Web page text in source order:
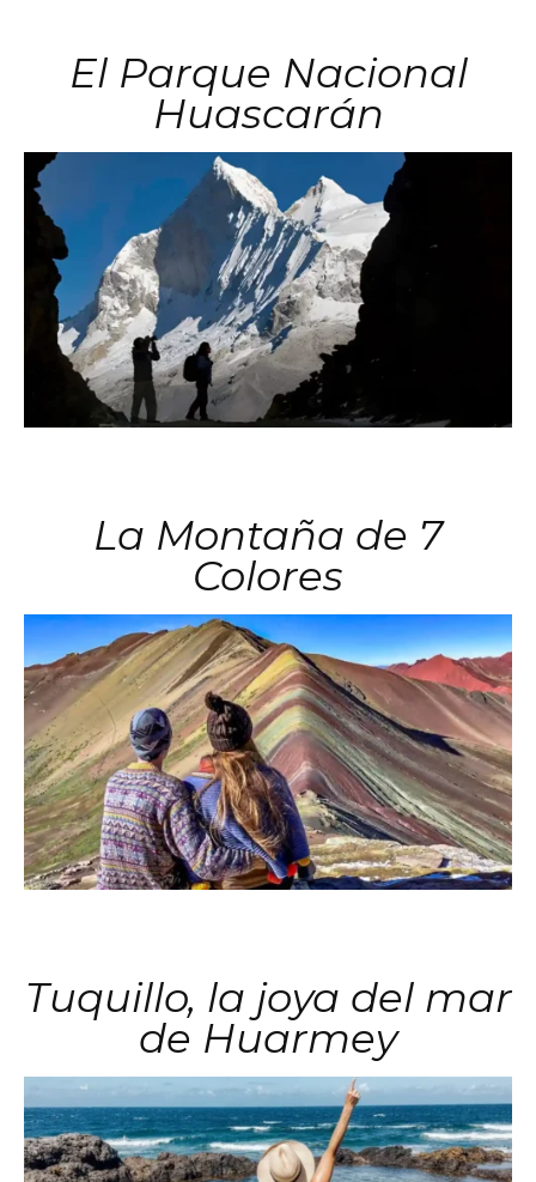
El Parque Nacional
Huascarán
La Montaña de 7
Colores
Tuquillo, la joya del mar
de Huarmey